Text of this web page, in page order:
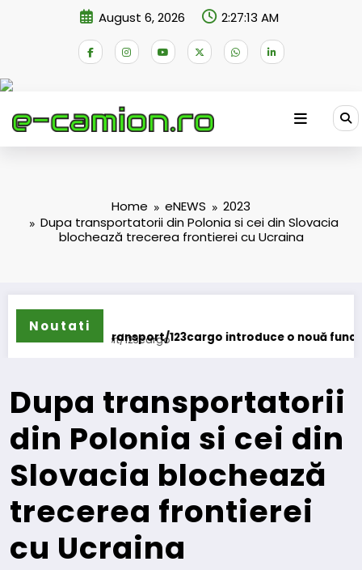
August 6, 2026 2:27:14 AM
Home eNEWS
2023
Dupa transportatorii din Polonia si cei din Slovacia
blochează trecerea frontierei cu Ucraina
Noutati
123cargo introduce o nouă funcționalitate
Dupa transportatorii
din Polonia si cei din
Slovacia blochează
trecerea frontierei
cu Ucraina